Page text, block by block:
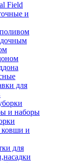
Field
и
для
и наборы
ковши и
для